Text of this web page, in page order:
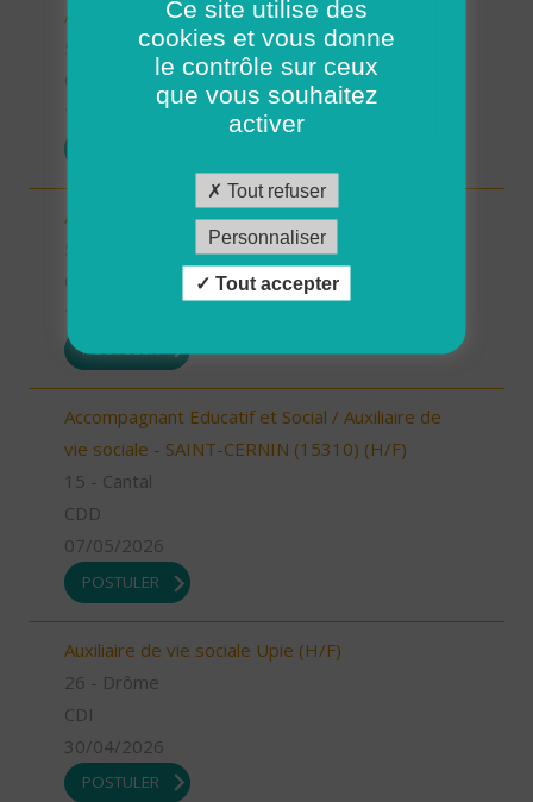
Auxiliaire de vie (H/F)
56 - Morbihan
Aide à domicile (H/F)
POSTULER
Accompagnant Educatif et Social / Auxiliaire de
vie sociale - SAINT-CERNIN (15310) (H/F)
15 - Cantal
CDD
07/05/2026
POSTULER
Auxiliaire de vie sociale Upie (H/F)
26 - Drôme
CDI
30/04/2026
POSTULER
Ce site utilise des
cookies et vous donne
le contrôle sur ceux
que vous souhaitez
activer
Tout refuser
Personnaliser
Tout accepter